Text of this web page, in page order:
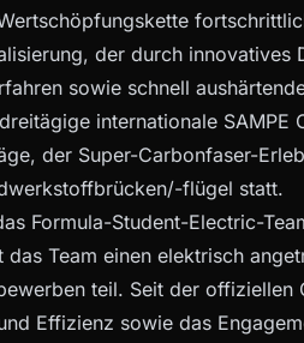
der durch innovatives
sowie schnell
internationale SAMPE
der Super-Carbonfaser-
flügel statt.
Formula-Student-Electric-
Team einen elektrisch
teil. Seit der offiziellen
Effizienz sowie das